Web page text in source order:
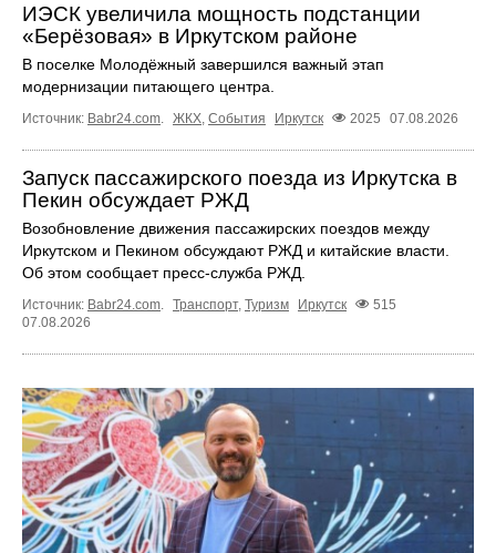
ИЭСК увеличила мощность подстанции
«Берёзовая» в Иркутском районе
В поселке Молодёжный завершился важный этап
модернизации питающего центра.
Источник: Babr24.com ЖКХ События Иркутск 2025 07.08.2026
Запуск пассажирского поезда из Иркутска в
Пекин обсуждает РЖД
Возобновление движения пассажирских поездов между
Иркутском и Пекином обсуждают РЖД и китайские власти.
Об этом сообщает пресс‑служба РЖД.
Источник: Babr24.com. Транспорт, Туризм Иркутск
515
07.08.2026